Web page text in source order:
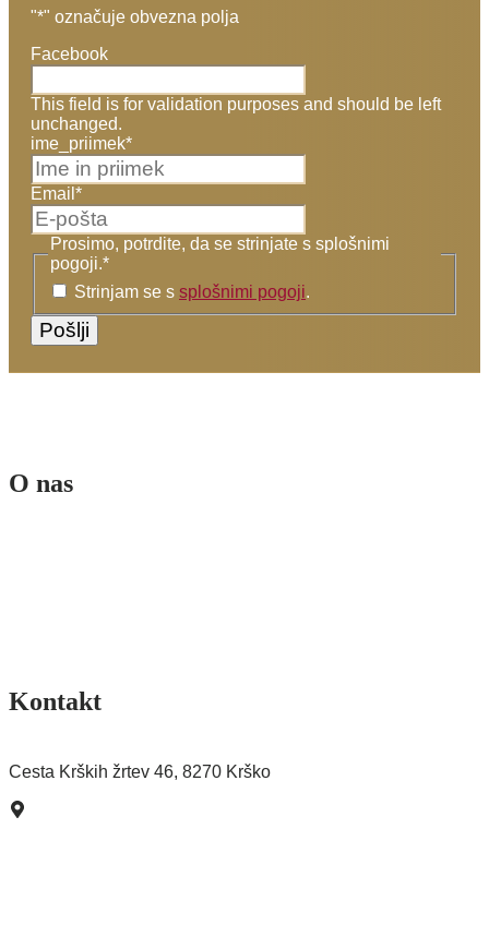
"*" označuje obvezna polja
Facebook
This field is for validation purposes and should be left
unchanged.
ime_priimek*
Email *
Prosimo, potrdite, da se strinjate s splošnimi
pogoji.*
Strinjam se s splošnimi pogoji.
O nas
Kontakt
Cesta Krških žrtev 46, 8270 Krško